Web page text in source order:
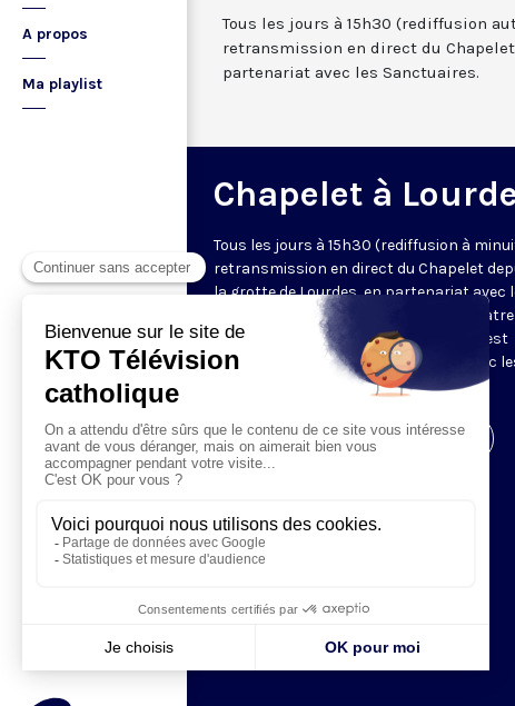
A propos
Ma playlist
Tous les jours à 15h30 (rediffusion
retransmission en direct du
partenariat avec les Sanctuaires.
Chapelet à
Tous les jours à 15h30 (rediffusion à
retransmission en direct du Chapelet
la grotte de Lourdes, en partenariat avec
Sanctuaires. Chaque jour, l'une des quatre
méditations des mystères du Rosaire est
proposée en communion de prière avec
Visiter la page de l'émission